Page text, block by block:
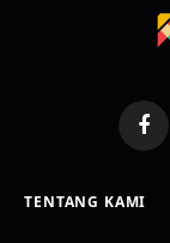
TENTANG KAMI